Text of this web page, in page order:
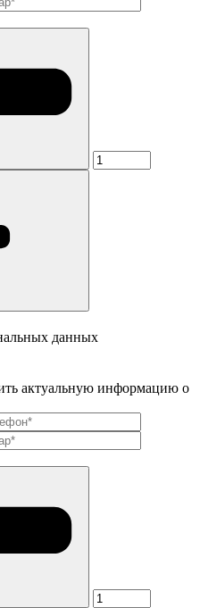
данных
актуальную информацию о